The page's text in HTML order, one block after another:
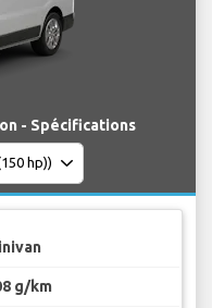
- Spécifications
g/km